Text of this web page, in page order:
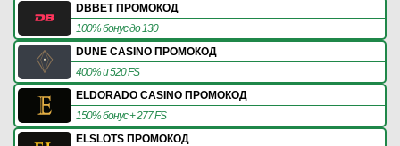
DBBET ПРОМОКОД
100% бонус до 130
DUNE CASINO ПРОМОКОД
400% и 520 FS
ELDORADO CASINO ПРОМОКОД
150% бонус + 277 FS
ELSLOTS ПРОМОКОД